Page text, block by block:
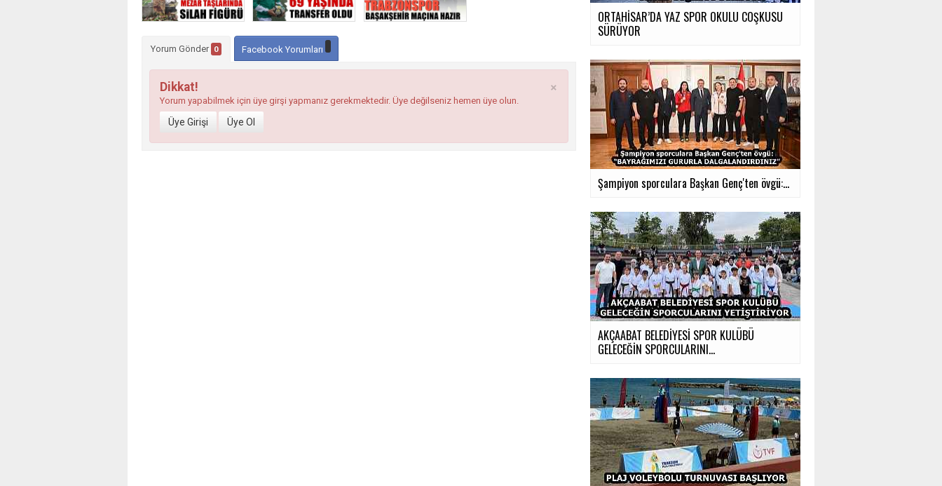
Yorum Gönder 0 Facebook Yorumları
×
Dikkat!
Yorum yapabilmek için üye girşi yapmanız gerekmektedir. Üye değilseniz hemen üye olun.
Üye Girişi Üye Ol
ORTAHİSAR’DA YAZ SPOR OKULU COŞKUSU
SÜRÜYOR
Şampiyon sporculara Başkan Genç'ten övgü:...
AKÇAABAT BELEDİYESİ SPOR KULÜBÜ
GELECEĞİN SPORCULARINI...